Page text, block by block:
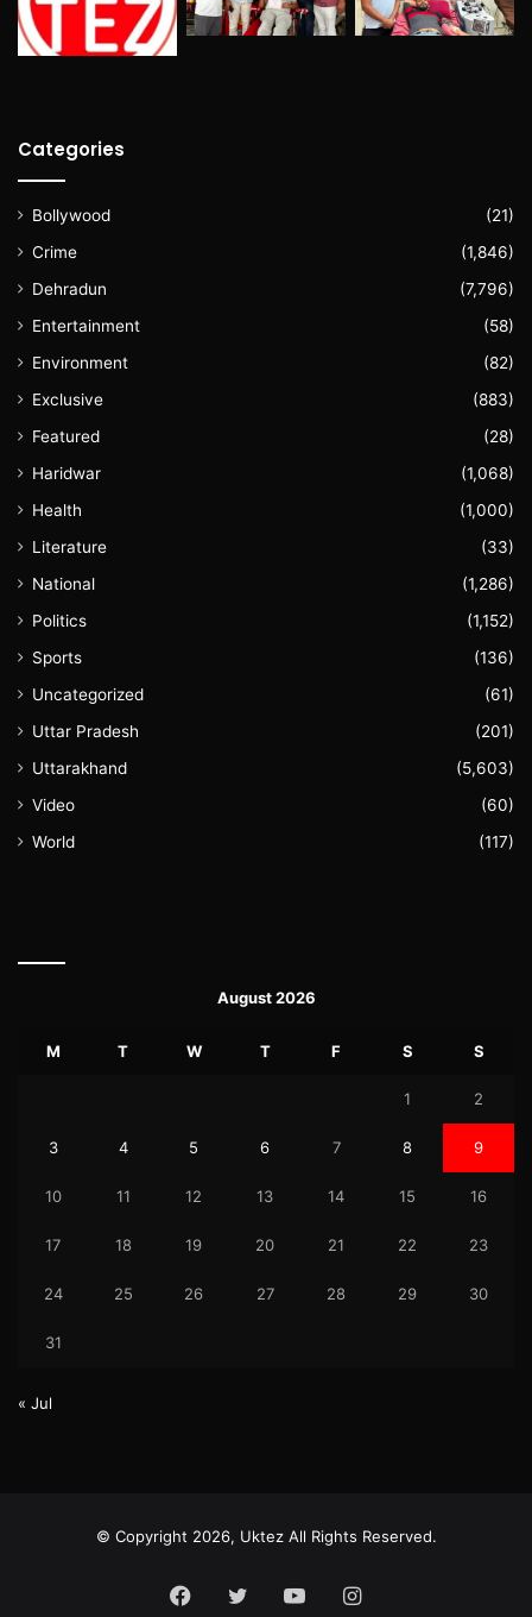
Categories
Bollywood
(21)
Crime
(1,846)
Dehradun
(7,796)
Entertainment
(58)
Environment
(82)
Exclusive
(883)
Featured
(28)
Haridwar
(1,068)
Health
(1,000)
Literature
(33)
National
(1,286)
Politics
(1,152)
Sports
(136)
Uncategorized
(61)
Uttar Pradesh
(201)
Uttarakhand
(5,603)
Video
(60)
World
(117)
August 2026
M T W T F S S
1 2
3 4 5 6 7 8 9
10 11 12 13 14 15 16
17 18 19 20 21 22 23
24 25 26 27 28 29 30
31
« Jul
© Copyright 2026, Uktez All Rights Reserved.
Facebook
Twitter YouTubeInstagram